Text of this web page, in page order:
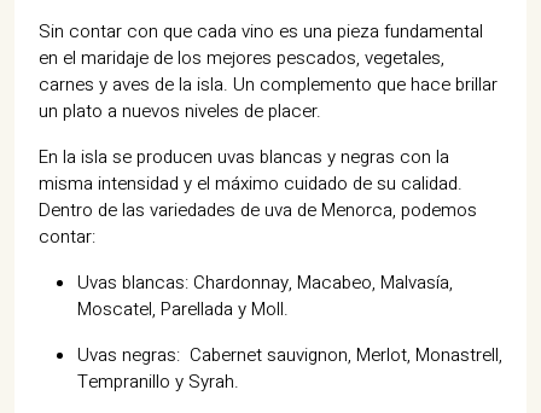
Sin contar con que cada vino es una pieza fundamental
en el maridaje de los mejores pescados, vegetales,
carnes y aves de la isla. Un complemento que hace brillar
un plato a nuevos niveles de placer.
En la isla se producen uvas blancas y negras con la
misma intensidad y el máximo cuidado de su calidad.
Dentro de las variedades de uva de Menorca, podemos
contar:
Uvas blancas: Chardonnay, Macabeo, Malvasía,
Moscatel, Parellada y Moll.
Uvas negras: Cabernet sauvignon, Merlot, Monastrell,
Tempranillo y Syrah.